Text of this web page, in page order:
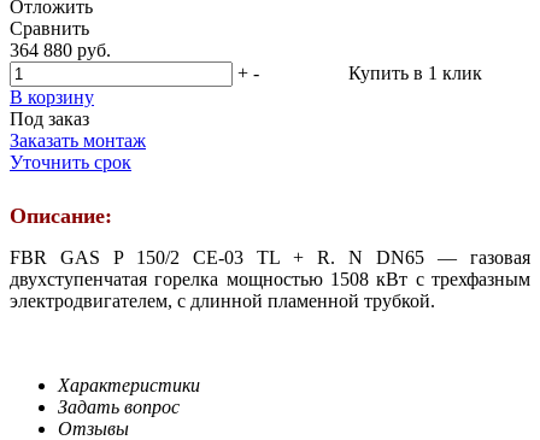
Отложить
Сравнить
364 880 руб.
+ -
В корзину
Купить в 1 клик
Под заказ
Заказать монтаж
Уточнить срок
Описание:
FBR GAS P 150/2 CE-03 TL + R. N DN65 — газовая
двухступенчатая горелка мощностью 1508 кВт с трехфазным
электродвигателем, с длинной пламенной трубкой.
Характеристики
Задать вопрос
Отзывы